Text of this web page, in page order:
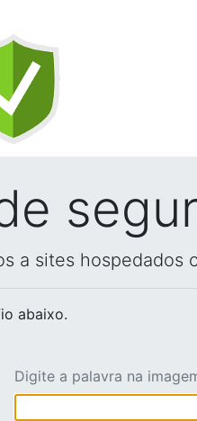
a sites hospedados
abaixo.
Digite a palavra na